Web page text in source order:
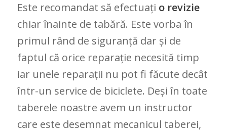
Este recomandat să efectuați o revizie
chiar înainte de tabără. Este vorba în
primul rând de siguranță dar și de
faptul că orice reparație necesită timp
iar unele reparații nu pot fi făcute decât
într-un service de biciclete. Deși în toate
taberele noastre avem un instructor
care este desemnat mecanicul taberei,